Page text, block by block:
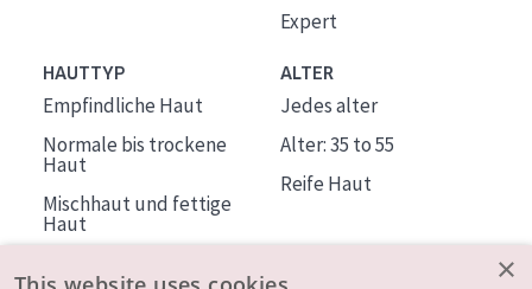
Expert
HAUTTYP
Empfindliche Haut
Normale bis trockene
Haut
Mischhaut und fettige
Haut
ALTER
Jedes alter
Alter: 35 to 55
Reife Haut
×